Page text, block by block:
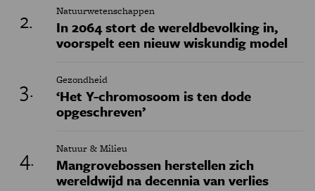
Natuurwetenschappen
In 2064 stort de wereldbevolking in,
voorspelt een nieuw wiskundig model
Gezondheid
‘Het Y-chromosoom is ten dode
opgeschreven’
Natuur & Milieu
Mangrovebossen herstellen zich
wereldwijd na decennia van verlies